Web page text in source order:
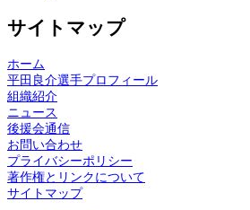
サイトマップ
ホーム
平田良介選手プロフィール
組織紹介
ニュース
後援会通信
お問い合わせ
プライバシーポリシー
著作権とリンクについて
サイトマップ